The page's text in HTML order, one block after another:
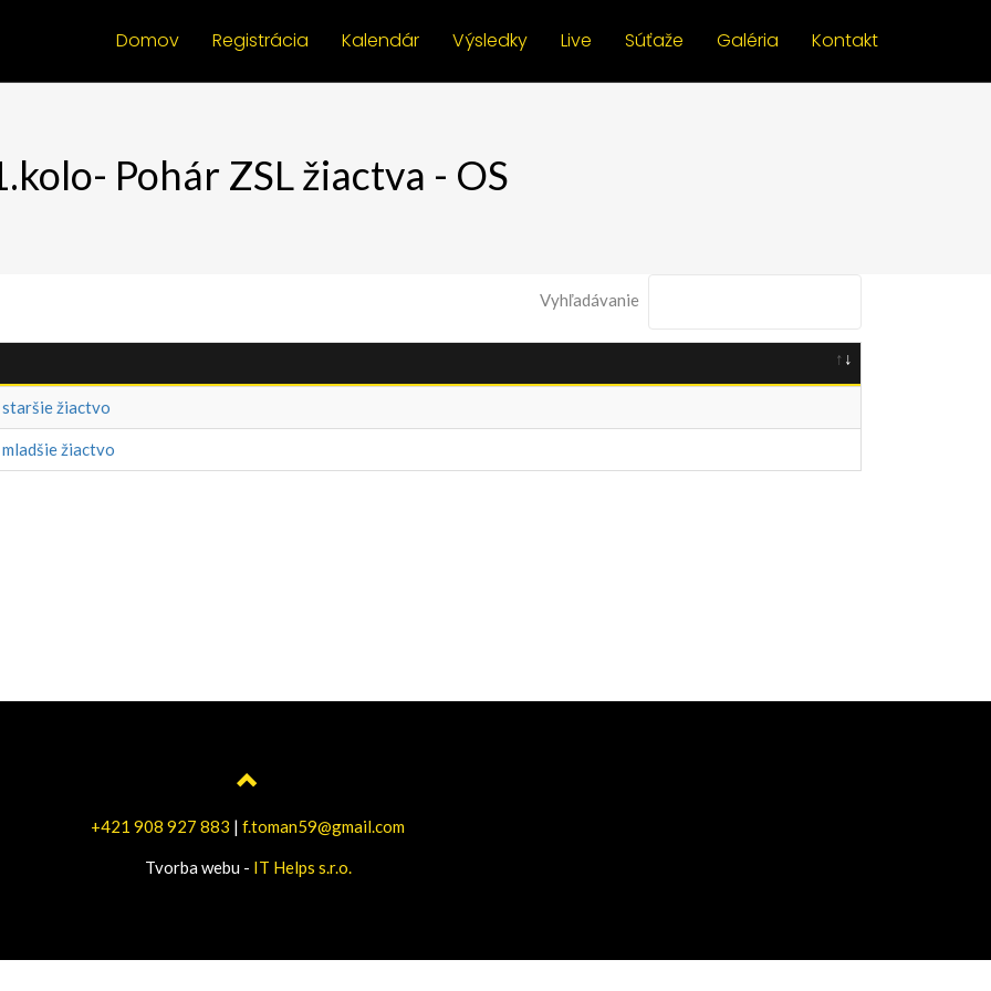
Domov Registrácia Kalendár Výsledky Live Súťaže Galéria Kontakt
Pohár ZSL žiactva - OS
Vyhľadávanie
žiactvo
žiactvo
+421 908 927 883 | f.toman59@gmail.com
Tvorba webu - IT Helps s.r.o.